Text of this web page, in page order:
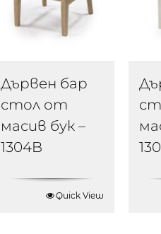
Дървен бар
стол от
масив бук –
1304B
Quick View